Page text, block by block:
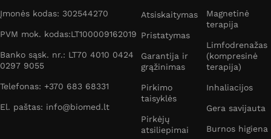
Įmonės kodas: 302544270
PVM mok. kodas:LT100009162019
Banko sąsk. nr.: LT70 4010 0424
0297 9055
Telefonas: +370 683 68331
El. paštas: info@biomed.lt
Atsiskaitymas
Pristatymas
Garantija ir
grąžinimas
Pirkimo
taisyklės
Pirkėjų
atsiliepimai
Magnetinė
terapija
Limfodrenažas
(kompresinė
terapija)
Inhaliacijos
Gera savijauta
Burnos higiena